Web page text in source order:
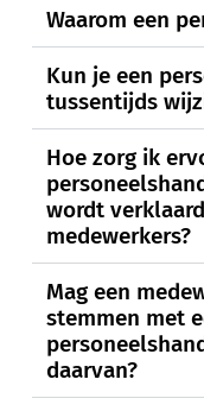
Waarom een
Kun je een
tussentijds
Hoe zorg ik
wordt
medewerkers?
Mag een
stemmen met
daarvan?